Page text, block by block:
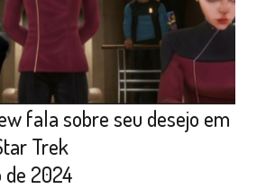
fala sobre seu desejo em
Trek
de 2024